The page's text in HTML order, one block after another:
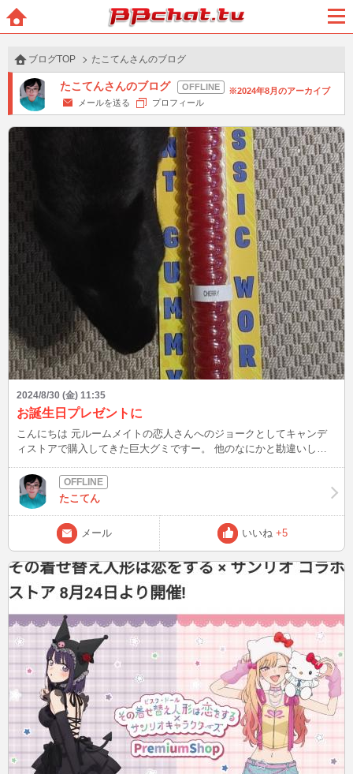
BBchatTV
ブログTOP たこてんさんのブログ
たこてんさんのブログ
2024年8月のアーカイブ
メールを送る
プロフィール
2024/8/30 (金) 11:35
お誕生日プレゼントに
こんにちは 元ルームメイトの恋人さんへのジョークとしてキャンデ
ィストアで購入してきた巨大グミですー。 他のなにかと勘違いした
リーに決めましたよん 9月いっぱいはまた犬の預かりやさんになりま
す~今週末は連休だし天気もいいので犬連れてカヤック行けたらなと!!
なので日曜日はチャットお休みします。 それではまたー
たこてん
メール いいね +5